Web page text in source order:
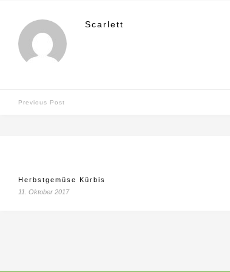
Scarlett
Previous Post
Herbstgemüse Kürbis
11. Oktober 2017